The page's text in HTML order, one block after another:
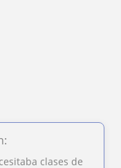
clases de